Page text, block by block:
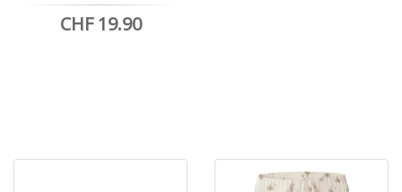
CHF 19.90